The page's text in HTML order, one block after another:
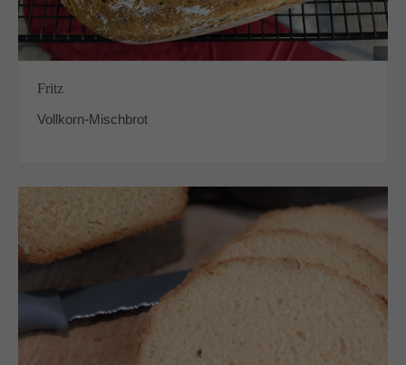
Fritz
Vollkorn-Mischbrot